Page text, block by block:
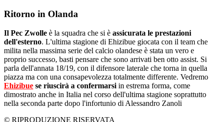
Ritorno in Olanda
Il Pec Zwolle è la squadra che si è assicurata le prestazioni
dell'esterno. L'ultima stagione di Ehizibue giocata con il team che
milita nella massima serie del calcio olandese è stata un vero e
proprio successo, basti pensare che sono arrivati ben otto assist. Si
parla dell'annata 18/19, con il difensore laterale che torna in quella
piazza ma con una consapevolezza totalmente differente. Vedremo
Ehizibue se riuscirà a confermarsi in estrema forma, come
dimostrato anche in Italia nel corso dell'ultima stagione soprattutto
nella seconda parte dopo l'infortunio di Alessandro Zanoli
© RIPRODUZIONE RISERVATA